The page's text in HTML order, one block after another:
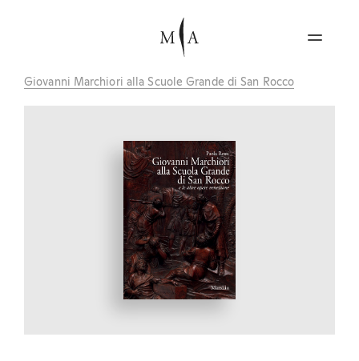
Giovanni Marchiori alla Scuole Grande di San Rocco